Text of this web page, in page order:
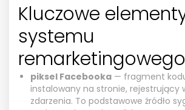
Kluczowe
systemu
remarketingowego
piksel Facebooka — fragment
instalowany na stronie, rejestrujący
zdarzenia. To podstawowe źródło